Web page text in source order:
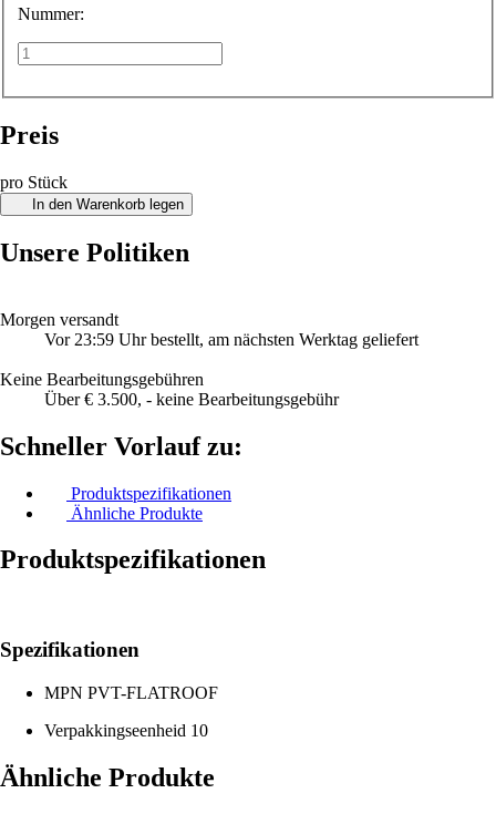
Nummer:
Preis
pro Stück
In den Warenkorb legen
Unsere Politiken
Morgen versandt
Vor 23:59 Uhr bestellt, am nächsten Werktag geliefert
Keine Bearbeitungsgebühren
Über € 3.500, - keine Bearbeitungsgebühr
Schneller Vorlauf zu:
Produktspezifikationen
Ähnliche Produkte
Produktspezifikationen
Spezifikationen
MPN PVT-FLATROOF
Verpakkingseenheid 10
Ähnliche Produkte